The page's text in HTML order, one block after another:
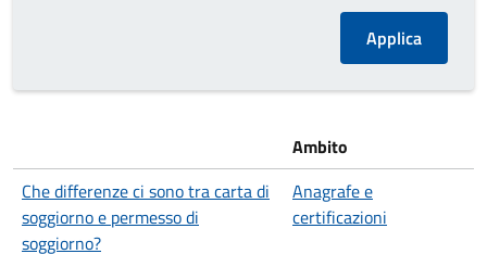
Ambito
Che differenze ci sono tra carta di
soggiorno e permesso di
soggiorno?
Anagrafe e
certificazioni